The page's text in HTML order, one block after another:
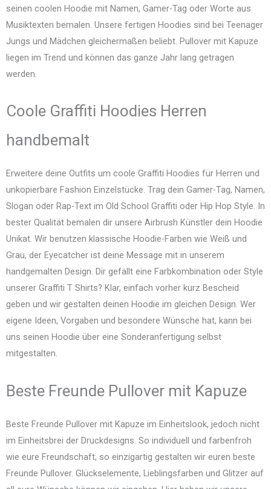
seinen coolen Hoodie mit Namen, Gamer-Tag oder Worte aus
Musiktexten bemalen. Unsere fertigen Hoodies sind bei Teenager
Jungs und Mädchen gleichermaßen beliebt. Pullover mit Kapuze
liegen im Trend und können das ganze Jahr lang getragen
werden.
Coole Graffiti Hoodies Herren
handbemalt
Erweitere deine Outfits um coole Graffiti Hoodies für Herren und
unkopierbare Fashion Einzelstücke. Trag dein Gamer-Tag, Namen,
Slogan oder Rap-Text im Old School Graffiti oder Hip Hop Style. In
bester Qualität bemalen dir unsere Airbrush Künstler dein Hoodie
Unikat. Wir benutzen klassische Hoodie-Farben wie Weiß und
Grau, der Eyecatcher ist deine Message mit in unserem
handgemalten Design. Dir gefällt eine Farbkombination oder Style
unserer Graffiti T Shirts? Klar, einfach vorher kurz Bescheid
geben und wir gestalten deinen Hoodie im gleichen Design. Wer
eigene Ideen, Vorgaben und besondere Wünsche hat, kann bei
uns seinen Hoodie über eine Sonderanfertigung selbst
mitgestalten.
Beste Freunde Pullover mit Kapuze
Beste Freunde Pullover mit Kapuze im Einheitslook, jedoch nicht
im Einheitsbrei der Druckdesigns. So individuell und farbenfroh
wie eure Freundschaft, so einzigartig gestalten wir euren beste
Freunde Pullover. Glückselemente, Lieblingsfarben und Glitzer auf